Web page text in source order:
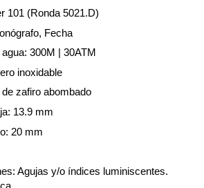
101 (Ronda 5021.D)
Fecha
300M | 30ATM
inoxidable
zafiro abombado
13.9 mm
20 mm
Agujas y/o índices luminiscentes.